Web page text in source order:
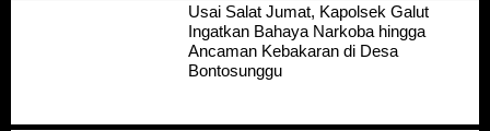
Usai Salat Jumat, Kapolsek Galut
Ingatkan Bahaya Narkoba hingga
Ancaman Kebakaran di Desa
Bontosunggu